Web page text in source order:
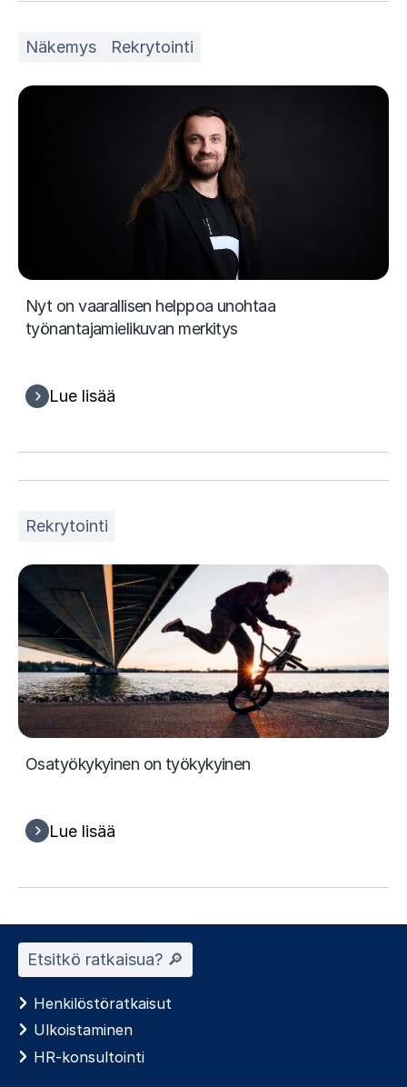
Näkemys Rekrytointi
Nyt on vaarallisen helppoa unohtaa
työnantajamielikuvan merkitys
Lue lisää
Rekrytointi
Osatyökykyinen on työkykyinen
Lue lisää
Etsitkö ratkaisua? 🔎︎
Henkilöstöratkaisut
Ulkoistaminen
HR-konsultointi